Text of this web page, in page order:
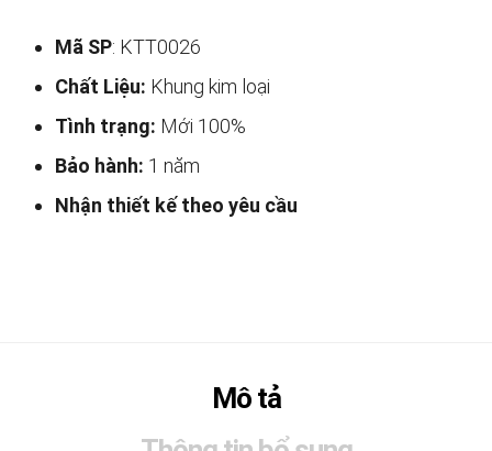
Mã SP: KTT0026
Chất Liệu: Khung kim loại
Tình trạng: Mới 100%
Bảo hành: 1 năm
Nhận thiết kế theo yêu cầu
Mô tả